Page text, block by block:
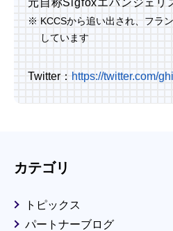
※ KCCSから追い出され、フラ
しています
Twitter： https://twitter.com/
カテゴリ
トピックス
パートナーブログ